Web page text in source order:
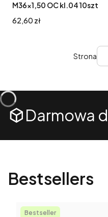
M36x1,50 OC kl.04 10szt
Cena
62,60 zł
Strona
Darmowa
Bestsellers
Bestseller